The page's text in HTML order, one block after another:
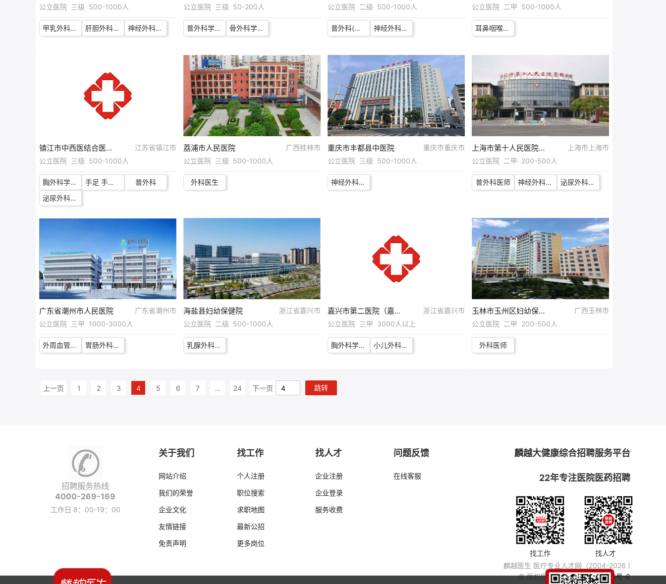
公立医院 三级 500-1000人
甲乳外科学科带头人 肝胆外科学科带头人 神经外科医师
公立医院 三级 50-200人
普外科学科带头人（肝胆外科） 骨外科学科带头人（脊柱）
公立医院 二级 500-1000人
普外科(意向征询岗） 神经外科(意向征询岗）
公立医院 二甲 500-1000人
耳鼻咽喉头颈外科医师
镇江市中西医结合医院（镇江市第二人民医院）
江苏省镇江市
公立医院 三级 500-1000人
胸外科学科带头人 手足 手足外科
普外科
泌尿外科（临床偏科研）
荔浦市人民医院
广西桂林市
公立医院 三级 500-1000人
外科医生
重庆市丰都县中医院
重庆市重庆市
公立医院 三级 500-1000人
神经外科医生
上海市第十人民医院崇明分院
上海市上海市
公立医院 二甲 200-500人
普外科医师 神经外科医师 泌尿外科医师
广东省潮州市人民医院
广东省潮州市
公立医院 三甲 1000-3000人
外周血管介入 胃肠外科医师
海盐县妇幼保健院
浙江省嘉兴市
公立医院 二级 500-1000人
乳腺外科医生
嘉兴市第二医院（嘉兴学院附属第二医院）
浙江省嘉兴市
公立医院 三甲 3000人以上
胸外科学科带头人 小儿外科学科带头人
玉林市玉州区妇幼保健院
广西玉林市
公立医院 二甲 200-500人
外科医师
上一页 1 2 3 4 5 6 7 ... 24 下一页 跳转
招聘服务热线
4000-269-169
工作日 8：00-19：00
关于我们
网站介绍
我们的荣誉
企业文化
友情链接
免责声明
找工作
个人注册
职位搜索
求职地图
最新公招
更多岗位
找人才
企业注册
企业登录
服务收费
问题反馈
在线客服
麟越大健康综合招聘服务平台
22年专注医院医药招聘
找人才
找工作
麟越医生 医疗专业人才网（2004-2026 )
© 版权所有粤ICP备14007846号-8